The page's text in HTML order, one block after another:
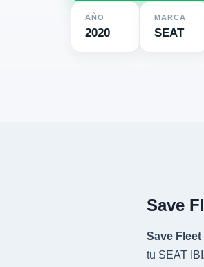
AÑO
2020
MARCA
SEAT
Save
Save
tu SEAT